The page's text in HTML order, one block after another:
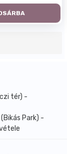
tér) -
Park) -